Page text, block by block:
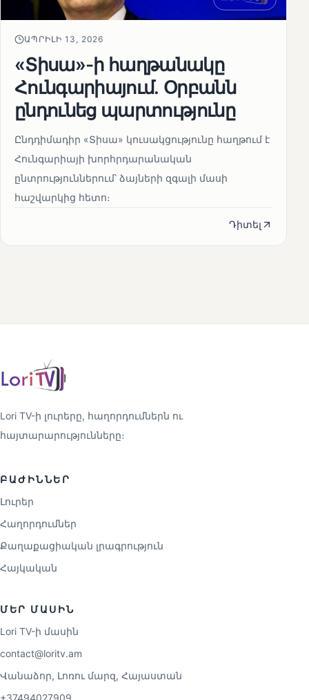
ԱՊՐԻԼԻ 13, 2026
«Տիսա»-ի հաղթանակը
Հունգարիայում․ Օրբանն
ընդունեց պարտությունը
Ընդդիմադիր «Տիսա» կուսակցությունը հաղթում է
Հունգարիայի խորհրդարանական
ընտրություններում՝ ձայների զգալի մասի
հաշվարկից հետո։
Դիտել
Lori TV-ի լուրերը, հաղորդումներն ու
հայտարարությունները։
ԲԱԺԻՆՆԵՐ
Լուրեր
Հաղորդումներ
Քաղաքացիական լրագրություն
Հայկական
ՄԵՐ ՄԱՍԻՆ
Lori TV-ի մասին
contact@loritv.am
Վանաձոր, Լոռու մարզ, Հայաստան
+37494027909